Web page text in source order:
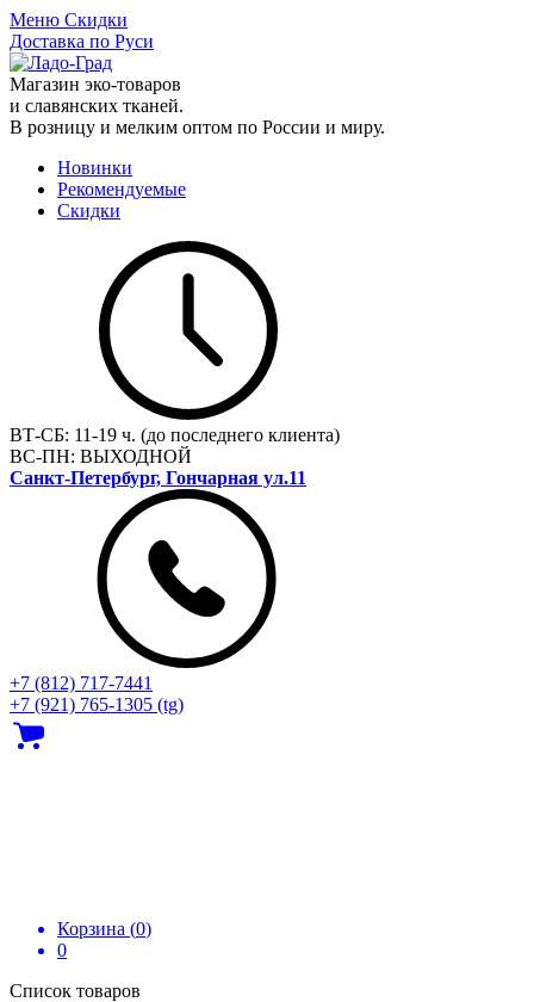
Меню Скидки
Доставка по Руси
Магазин эко-товаров
и славянских тканей.
В розницу и мелким оптом по России и миру.
Новинки
Рекомендуемые
Скидки
ВТ-СБ: 11-19 ч. (до последнего клиента)
ВС-ПН: ВЫХОДНОЙ
Санкт-Петербург, Гончарная ул.11
+7 (812) 717‑7441
+7 (921) 765-1305 (tg)
Корзина (0)
0
Список товаров